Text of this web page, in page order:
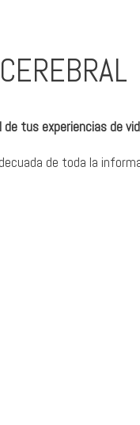
tus experiencias de
de toda la